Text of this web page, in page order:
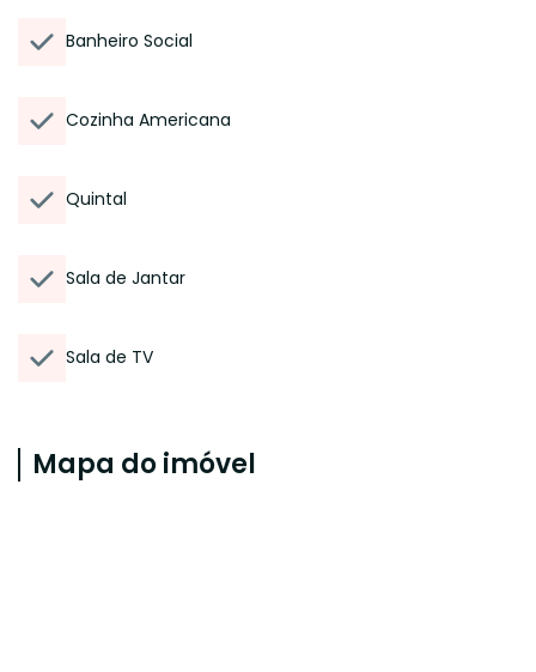
Banheiro Social
Cozinha Americana
Quintal
Sala de Jantar
Sala de TV
Mapa do imóvel